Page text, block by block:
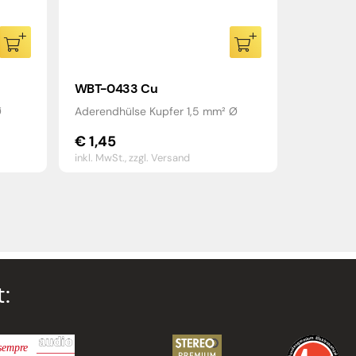
WBT-0433 Cu
Aderendhülse Kupfer 1,5 mm² Ø
€1,45
inkl. MwSt.,zzgl. Versand